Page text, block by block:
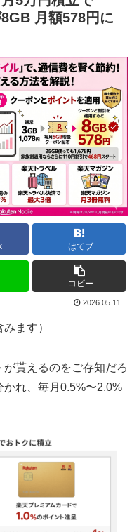
月額578円に
はてブ
コピー
2026.05.11
ます）
貰えるのをご存知だろ
かれ、毎月0.5%〜2.0%